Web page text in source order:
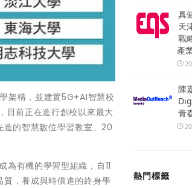
架構，並建置5G+AI智慧校
目前正在進行創校以來最大
的智慧數位學習教室、20
有機的學習型組織，自11
，養成與時俱進的終身學
真
天
戰
產
陳
青
熱門標籤